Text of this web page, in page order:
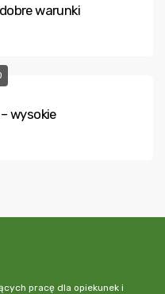
warunki
wysokie
pracę dla opiekunek i